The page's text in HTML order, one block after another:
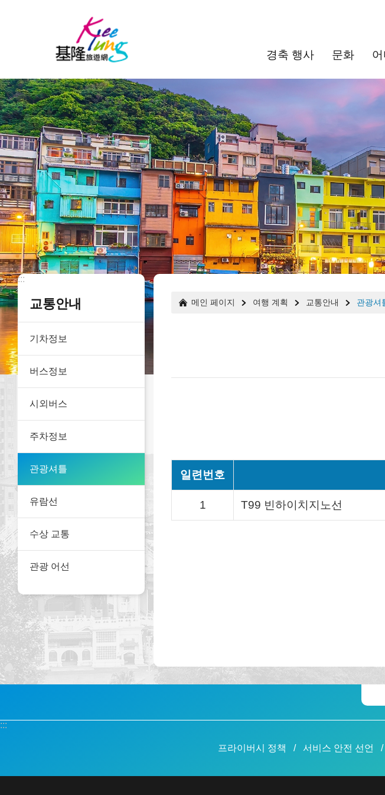
경축 행사 문화
:::
교통안내
기차정보
버스정보
시외버스
주차정보
관광셔틀
유람선
수상 교통
관광 어선
메인 페이지 여행 계획 교통안내 관광셔
일련번호
1 T99 빈하이치지노선
:::
프라이버시 정책 서비스 안전 선언